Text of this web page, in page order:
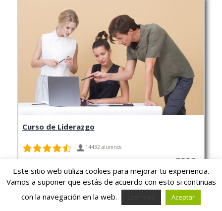
Curso de Liderazgo
14432 alumnos
300€
Este sitio web utiliza cookies para mejorar tu experiencia.
Vamos a suponer que estás de acuerdo con esto si continuas
con la navegación en la web.
Aceptar